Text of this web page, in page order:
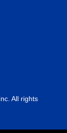
All rights